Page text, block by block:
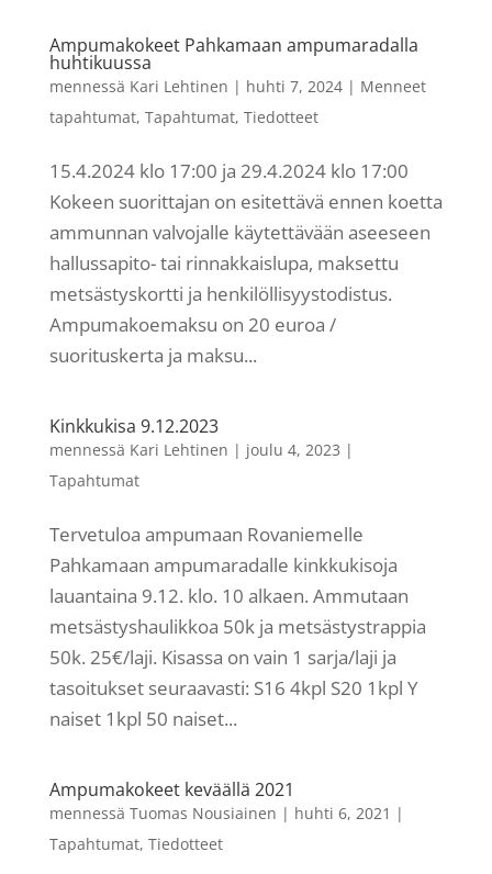
Ampumakokeet Pahkamaan ampumaradalla
huhtikuussa
mennessä Kari Lehtinen | huhti 7, 2024| Menneet
tapahtumat, Tapahtumat, Tiedotteet
15.4.2024 klo 17:00 ja 29.4.2024 klo 17:00
Kokeen suorittajan on esitettävä ennen koetta
ammunnan valvojalle käytettävään aseeseen
hallussapito- tai rinnakkaislupa, maksettu
metsästyskortti ja henkilöllisyystodistus.
Ampumakoemaksu on 20 euroa /
suorituskerta ja maksu...
Kinkkukisa 9.12.2023
mennessä Kari Lehtinen | joulu 4, 2023 |
Tapahtumat
Tervetuloa ampumaan Rovaniemelle
Pahkamaan ampumaradalle kinkkukisoja
lauantaina 9.12. klo. 10 alkaen. Ammutaan
metsästyshaulikkoa 50k ja metsästystrappia
50k. 25€/laji. Kisassa on vain 1 sarja/laji ja
tasoitukset seuraavasti: S16 4kpl S20 1kpl Y
naiset 1kpl 50 naiset...
Ampumakokeet keväällä 2021
mennessä Tuomas Nousiainen | huhti 6, 2021 |
Tapahtumat, Tiedotteet